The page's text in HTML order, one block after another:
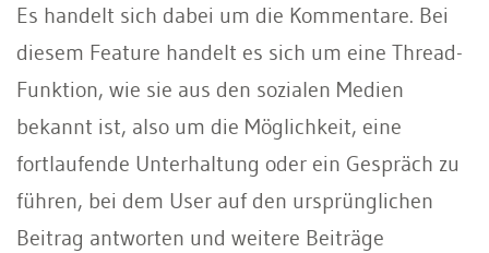
Es handelt sich dabei um die Kommentare. Bei
diesem Feature handelt es sich um eine Thread-
Funktion, wie sie aus den sozialen Medien
bekannt ist, also um die Möglichkeit, eine
fortlaufende Unterhaltung oder ein Gespräch zu
führen, bei dem User auf den ursprünglichen
Beitrag antworten und weitere Beiträge